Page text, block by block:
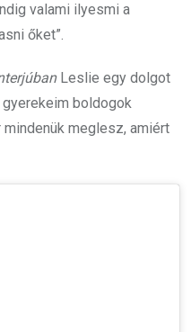
valami ilyesmi a
őket”.
Leslie egy dolgot
gyerekeim boldogok
meglesz, amiért